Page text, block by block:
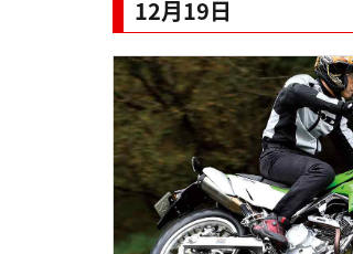
12月19日